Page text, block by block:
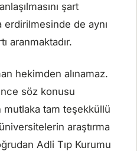
şart
de aynı
aranmaktadır.
hekimden alınamaz.
söz konusu
tam teşekküllü
araştırma
Adli Tıp Kurumu